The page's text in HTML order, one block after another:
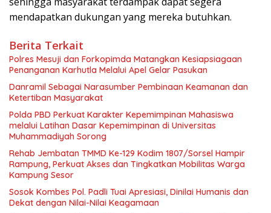
mendapatkan dukungan yang mereka butuhkan.
Berita Terkait
Polres Mesuji dan Forkopimda Matangkan Kesiapsiagaan
Penanganan Karhutla Melalui Apel Gelar Pasukan
Danramil Sebagai Narasumber Pembinaan Keamanan dan
Ketertiban Masyarakat
Polda PBD Perkuat Karakter Kepemimpinan Mahasiswa
melalui Latihan Dasar Kepemimpinan di Universitas
Muhammadiyah Sorong
Rehab Jembatan TMMD Ke-129 Kodim 1807/Sorsel Hampir
Rampung, Perkuat Akses dan Tingkatkan Mobilitas Warga
Kampung Sesor
Sosok Kombes Pol. Padli Tuai Apresiasi, Dinilai Humanis dan
Dekat dengan Nilai-Nilai Keagamaan